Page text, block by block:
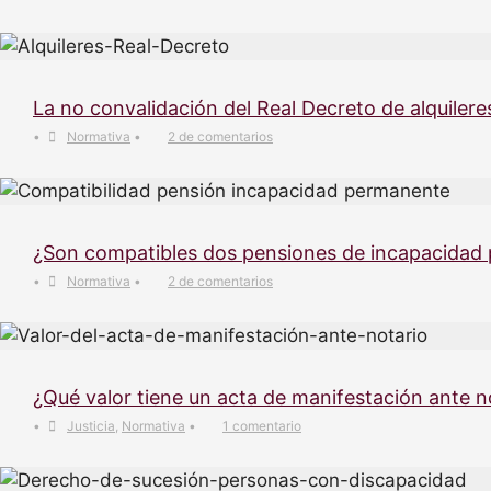
La no convalidación del Real Decreto de
• Normativa • 2 de comentarios
¿Son compatibles dos pensiones de incapacidad
• Normativa • 2 de comentarios
¿Qué valor tiene un acta de manifestación ante
• Justicia, Normativa • 1 comentario